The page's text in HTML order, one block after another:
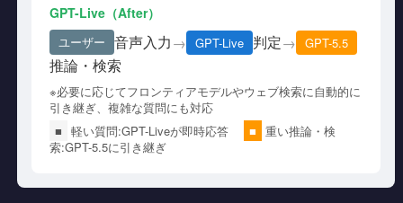
GPT-Live（After）
ユーザー 音声入力→ GPT-Live 判定→ GPT-5.5
推論・検索
※必要に応じてフロンティアモデルやウェブ検索に自動的に
引き継ぎ、複雑な質問にも対応
■ 軽い質問:GPT-Liveが即時応答 ■ 重い推論・検
索:GPT-5.5に引き継ぎ